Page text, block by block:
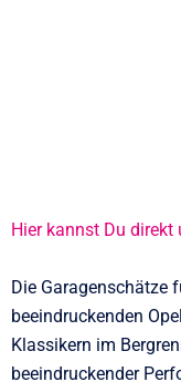
Hier kannst Du direkt
Die Garagenschätze
beeindruckenden
Klassikern im
beeindruckender